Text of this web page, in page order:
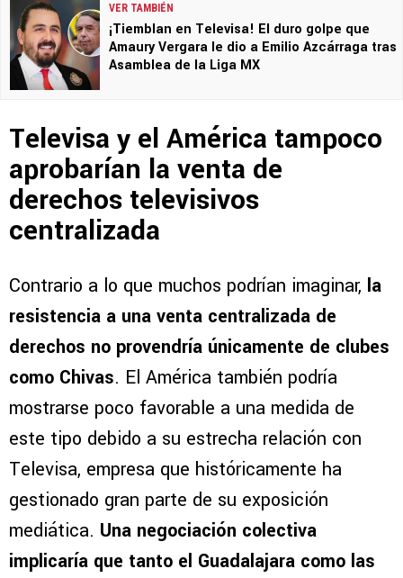
VER TAMBIÉN
¡Tiemblan en Televisa! El duro golpe que
Amaury Vergara le dio a Emilio Azcárraga tras
Asamblea de la Liga MX
Televisa y el América tampoco
aprobarían la venta de
derechos televisivos
centralizada
Contrario a lo que muchos podrían imaginar, la
resistencia a una venta centralizada de
derechos no provendría únicamente de clubes
como Chivas. El América también podría
mostrarse poco favorable a una medida de
este tipo debido a su estrecha relación con
Televisa, empresa que históricamente ha
gestionado gran parte de su exposición
mediática. Una negociación colectiva
implicaría que tanto el Guadalajara como las